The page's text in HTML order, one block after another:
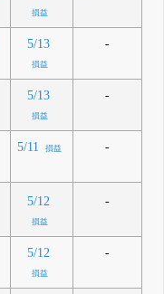
損益
5/13
損益
-
5/13
損益
-
5/11 損益 -
5/12
損益
-
5/12
損益
-